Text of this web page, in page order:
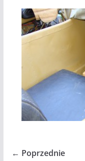
← Poprzednie